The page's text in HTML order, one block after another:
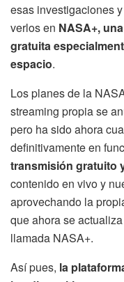
esas investigaciones
verlos en NASA+,
gratuita
espacio.
Los planes de la
streaming propia se
pero ha sido ahora
definitivamente en
transmisión gratuito
contenido en vivo y
aprovechando la
que ahora se
llamada NASA+.
Así pues, la